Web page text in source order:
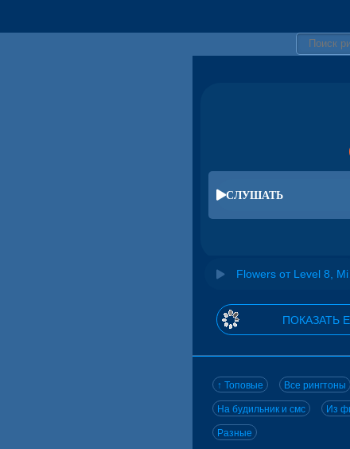
СЛУШАТЬ
ПОКАЗАТЬ
↑ Топовые Все рингтоны
На будильник и смс Из
Разные